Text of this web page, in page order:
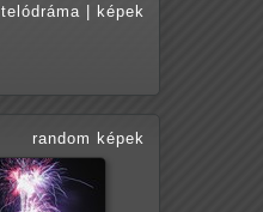
telódráma képek
random képek